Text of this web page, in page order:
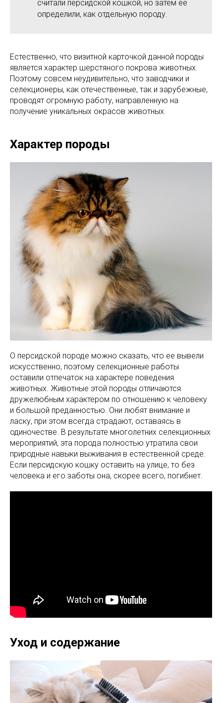
считали персидской кошкой, но затем ее
определили, как отдельную породу.
Естественно, что визитной карточкой данной породы
является характер шерстяного покрова животных.
Поэтому совсем неудивительно, что заводчики и
селекционеры, как отечественные, так и зарубежные,
проводят огромную работу, направленную на
получение уникальных окрасов животных.
Характер породы
О персидской породе можно сказать, что ее вывели
искусственно, поэтому селекционные работы
оставили отпечаток на характере поведения
животных. Животные этой породы отличаются
дружелюбным характером по отношению к человеку
и большой преданностью. Они любят внимание и
ласку, при этом всегда страдают, оставаясь в
одиночестве. В результате многолетних селекционных
мероприятий, эта порода полностью утратила свои
природные навыки выживания в естественной среде.
Если персидскую кошку оставить на улице, то без
человека и его заботы она, скорее всего, погибнет.
Уход и содержание